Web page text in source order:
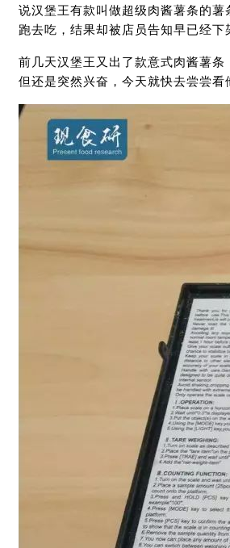
说汉堡王有款叫做超级肉酱薯条的薯
跑去吃，结果却被店员告知早已经下
前几天汉堡王又出了款意式肉酱薯条
但还是突然兴奋，今天就快去尝尝看